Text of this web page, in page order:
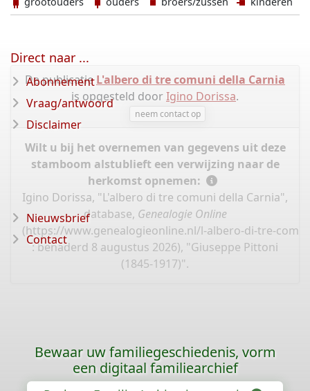
De publicatieL'albero di tre comuni della Carnia
is opgesteld doorIgino Dorissa.
neem contact op
Wilt u bij het overnemen van gegevens uit deze
stamboom alstublieft een verwijzing naar de
herkomst opnemen:
Igino Dorissa, "L'albero di tre comuni della Carnia",
database, Genealogie Online
(https://www.genealogieonline.nl/l-albero-di-tre-
: benaderd 8 augustus 2026), "Giuseppe Pittoni
(1845-1917)".
Direct naar ...
Abonnement
Vraag/antwoord
Disclaimer
Nieuwsbrief
Contact
Bewaar uw familiegeschiedenis, vorm
een digitaal familiearchief